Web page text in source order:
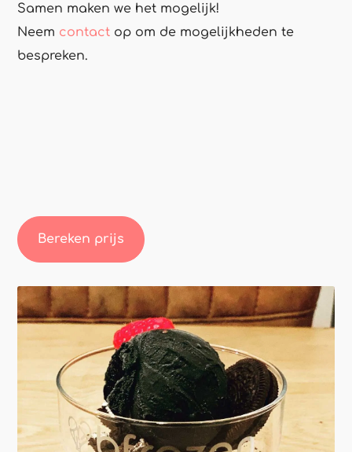
Samen maken we het mogelijk!
Neem contact op om de mogelijkheden te
bespreken.
Bereken prijs